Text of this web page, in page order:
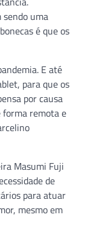
sendo uma
é que os
E até
para que os
por causa
forma remota e
Masumi Fuji
de
para atuar
mesmo em